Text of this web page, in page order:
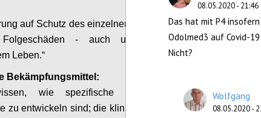
auf Schutz des einzelnen Lebens führt zu
Folgeschäden - auch und gerade an
Leben.“
Bekämpfungsmittel:
wie spezifische Impfungen und
zu entwickeln sind; die klinische Validierung
08.05.2020 - 21:46
Das hat mit P4
Odolmed3 auf Covid-
Nicht?
Wolfgang
08.05.2020 -